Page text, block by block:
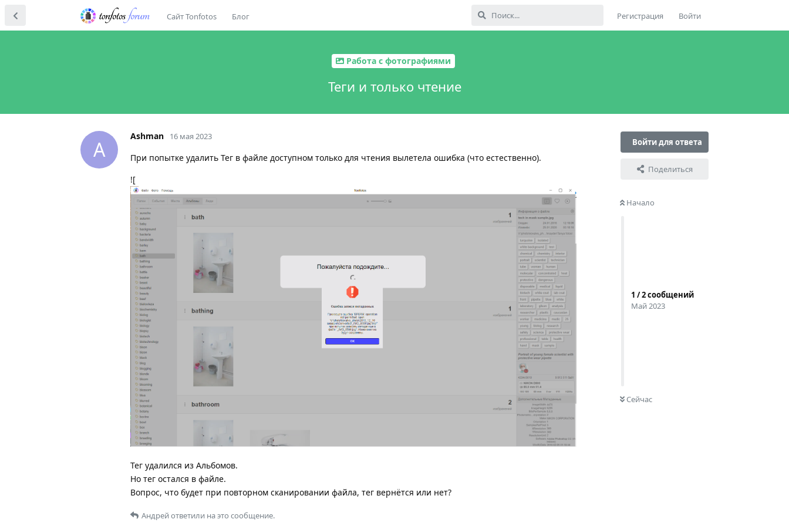
Сайт Tonfotos Блог Регистрация Войти
Работа с фотографиями
Теги и только чтение
Войти для ответа
Поделиться
Начало
1 /2сообщений
Май 2023
Сейчас
A
Ashman 16 мая 2023
При попытке удалить Тег в файле доступном только для чтения вылетела ошибка (что естественно).
![
Тег удалился из Альбомов.
Но тег остался в файле.
Вопрос, что будет при повторном сканировании файла, тег вернётся или нет?
Андрейответили на это сообщение.